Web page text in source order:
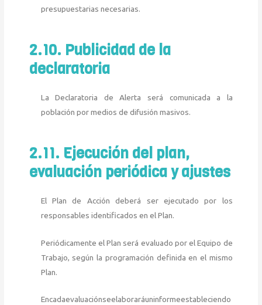
presupuestarias necesarias.
2.10. Publicidad de la
declaratoria
La Declaratoria de Alerta será comunicada a la
población por medios de difusión masivos.
2.11. Ejecución del plan,
evaluación periódica y ajustes
El Plan de Acción deberá ser ejecutado por los
responsables identificados en el Plan.
Periódicamente el Plan será evaluado por el Equipo de
Trabajo, según la programación definida en el mismo
Plan.
Encadaevaluaciónseelaboraráuninformeestableciendo